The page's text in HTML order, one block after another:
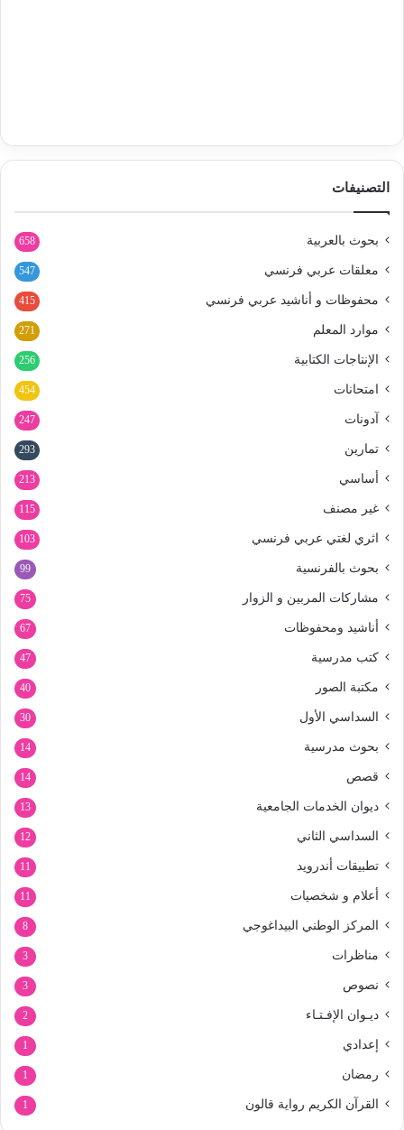
التصنيفات
بحوث بالعربية 658
معلقات عربي فرنسي 547
محفوظات و أناشيد عربي فرنسي 415
موارد المعلم 271
الإنتاجات الكتابية 256
امتحانات 454
آدونات 247
تمارين 293
أساسي 213
غير مصنف 115
اثري لغتي عربي فرنسي 103
بحوث بالفرنسية 99
مشاركات المربين و الزوار 75
أناشيد ومحفوظات 67
كتب مدرسية 47
مكتبة الصور 40
السداسي الأول 30
بحوث مدرسية 14
قصص 14
ديوان الخدمات الجامعية 13
السداسي الثاني 12
تطبيقات أندرويد 11
أعلام و شخصيات 11
المركز الوطني البيداغوجي 8
مناظرات 3
نصوص 3
ديـوان الإفـتـاء 2
إعدادي 1
رمضان 1
القرآن الكريم رواية قالون 1